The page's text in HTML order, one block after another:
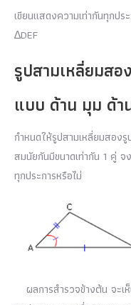
เขียนแสดงความเท่ากันทุกป
∆DEF
รูปสามเหลี่ยมส
แบบ ด้าน มุม ด้า
กำหนดให้รูปสามเหลี่ยมสอง
สมนัยกันมีขนาดเท่ากัน 1 คู่ จ
ทุกประการหรือไม่
ผลการสำรวจข้างต้น จะเ